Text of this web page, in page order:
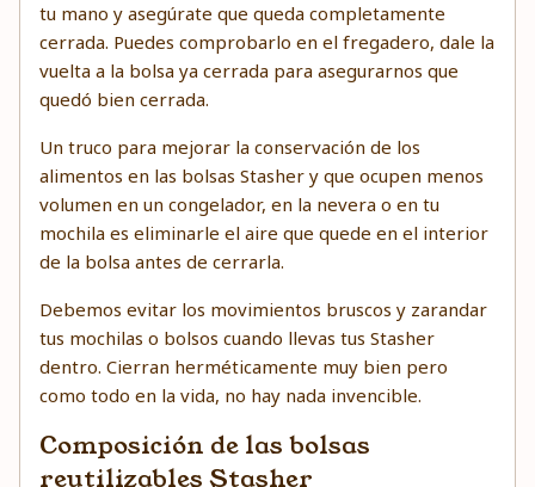
tu mano y asegúrate que queda completamente
cerrada. Puedes comprobarlo en el fregadero, dale la
vuelta a la bolsa ya cerrada para asegurarnos que
quedó bien cerrada.
Un truco para mejorar la conservación de los
alimentos en las bolsas Stasher y que ocupen menos
volumen en un congelador, en la nevera o en tu
mochila es eliminarle el aire que quede en el interior
de la bolsa antes de cerrarla.
Debemos evitar los movimientos bruscos y zarandar
tus mochilas o bolsos cuando llevas tus Stasher
dentro. Cierran herméticamente muy bien pero
como todo en la vida, no hay nada invencible.
Composición de las bolsas
reutilizables Stasher